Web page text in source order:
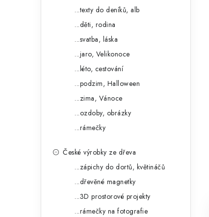
...texty do deníků, alb
...děti, rodina
...svatba, láska
...jaro, Velikonoce
...léto, cestování
...podzim, Halloween
...zima, Vánoce
...ozdoby, obrázky
...rámečky
České výrobky ze dřeva
...zápichy do dortů, květináčů
...dřevěné magnetky
...3D prostorové projekty
...rámečky na fotografie